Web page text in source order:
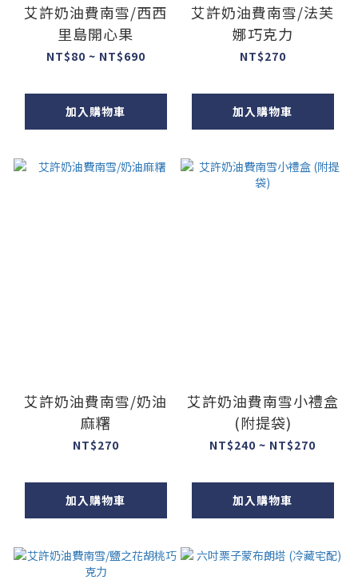
艾許奶油費南雪/西西
里島開心果
NT$80 ~ NT$690
加入購物車
艾許奶油費南雪/法芙
娜巧克力
NT$270
加入購物車
艾許奶油費南雪/奶油
麻糬
NT$270
加入購物車
艾許奶油費南雪小禮盒
(附提袋)
NT$240 ~ NT$270
加入購物車